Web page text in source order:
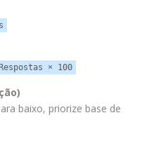
× 100
baixo, priorize base de